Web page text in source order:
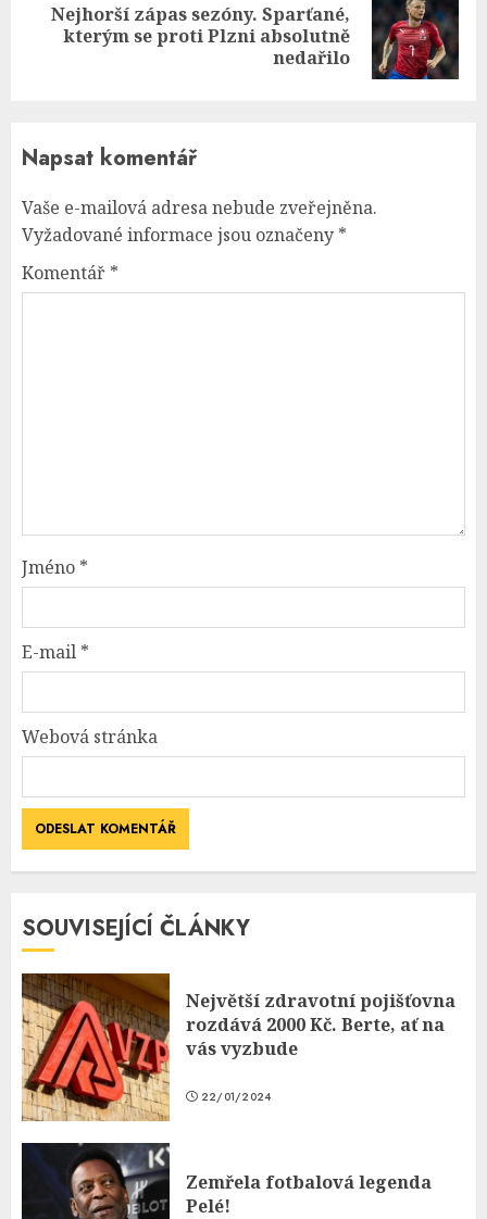
Next
Nejhorší zápas sezóny. Sparťané,
kterým se proti Plzni absolutně
nedařilo
Napsat komentář
Vaše e-mailová adresa nebude zveřejněna.
Vyžadované informace jsou označeny *
Komentář *
Jméno *
E-mail *
Webová stránka
SOUVISEJÍCÍ ČLÁNKY
Největší zdravotní pojišťovna
rozdává 2000 Kč. Berte, ať na
vás vyzbude
22/01/2024
Zemřela fotbalová legenda
Pelé!